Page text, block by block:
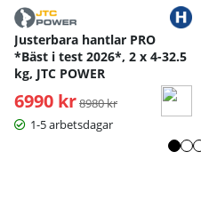
dam
.5
13.5
Handskens bred -
dam
5
Mått angivna i cm.
Justerbara hantlar PRO
*Bäst i test 2026*, 2 x 4-32.5
kg, JTC POWER
6990 kr Ordinarie pris:
8980 kr
1-5 arbetsdagar